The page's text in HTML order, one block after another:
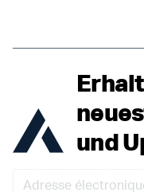
und